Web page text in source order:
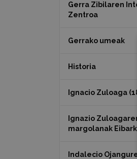
Gerra Zibilaren
Zentroa
Gerrako umeak
Historia
Ignacio Zuloaga
Ignazio
margolanak
Indalecio